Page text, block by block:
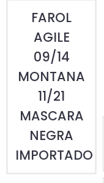
FAROL
AGILE
09/14
MONTANA
11/21
MASCARA
NEGRA
IMPORTADO